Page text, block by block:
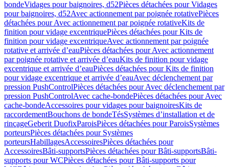
bondeVidages pour baignoires, d52Pièces détachées pour Vidages
pour baignoires, d52Avec actionnement par poignée rotativePièces
détachées pour Avec actionnement par poignée rotativeKits de
finition pour vidage excentriquePièces détachées pour Kits de
finition pour vidage excentriqueAvec actionnement par poignée
rotative et arrivée d’eauPièces détachées pour Avec actionnement
par poignée rotative et arrivée d’eauKits de finition pour vidage
excentrique et arrivée d’eauPièces détachées pour Kits de finition
pour vidage excentrique et arrivée d’eauAvec déclenchement par
pression PushControlPièces détachées pour Avec déclenchement par
pression PushControlAvec cache-bondePièces détachées pour Avec
cache-bondeAccessoires pour vidages pour baignoiresKits de
raccordementBouchons de bondeTésSystèmes d’installation et de
rinçageGeberit DuofixParoisPièces détachées pour ParoisSystèmes
porteursPièces détachées pour Systèmes
porteursHabillagesAccessoiresPièces détachées pour
AccessoiresBâti-supportsPièces détachées pour Bâti-supportsBâti-
supports pour WCPièces détachées pour Bâti-supports pour